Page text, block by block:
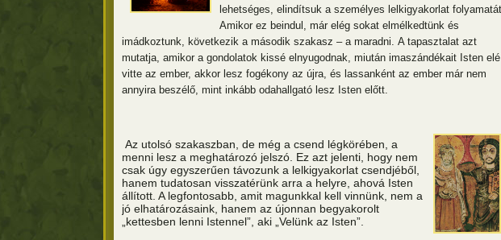
lehetséges, elindítsuk a személyes lelkigyakorlat
Amikor ez beindul, már elég sokat elmélkedtünk és
imádkoztunk, következik a második szakasz – a maradni. A tapasztalat azt
mutatja, amikor a gondolatok kissé elnyugodnak, miután imaszándékait Isten elé
vitte az ember, akkor lesz fogékony az újra, és lassanként az ember már nem
annyira beszélő, mint inkább odahallgató lesz Isten előtt.
Az utolsó szakaszban, de még a csend légkörében, a
menni lesz a meghatározó jelszó. Ez azt jelenti, hogy nem
csak úgy egyszerűen távozunk a lelkigyakorlat csendjéből,
hanem tudatosan visszatérünk arra a helyre, ahová Isten
állított. A legfontosabb, amit magunkkal kell vinnünk, nem a
jó elhatározásaink, hanem az újonnan begyakorolt
„kettesben lenni Istennel”, aki „Velünk az Isten”.